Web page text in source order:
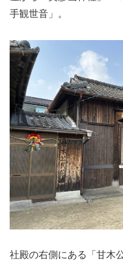
手観世音」。
社殿の右側にある「甘木